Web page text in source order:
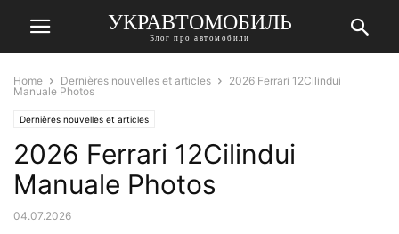
УКРАВТОМОБИЛЬ
Блог про автомобили
Home Dernières nouvelles et articles
2026 Ferrari 12Cilindui
Manuale Photos
Dernières nouvelles et articles
2026 Ferrari 12Cilindui
Manuale Photos
04.07.2026